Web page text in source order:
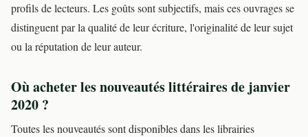
profils de lecteurs. Les goûts sont subjectifs, mais ces ouvrages se
distinguent par la qualité de leur écriture, l'originalité de leur sujet
ou la réputation de leur auteur.
Où acheter les nouveautés littéraires de janvier
2020 ?
Toutes les nouveautés sont disponibles dans les librairies